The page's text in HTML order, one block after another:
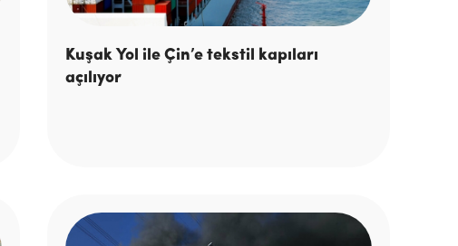
Kuşak Yol ile Çin’e tekstil kapıları
açılıyor